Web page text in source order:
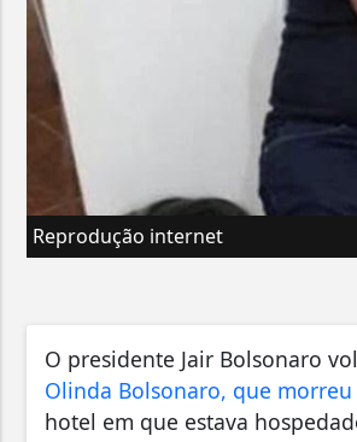
Reprodução internet
O presidente Jair Bolsonaro
Olinda Bolsonaro, que morreu
hotel em que estava